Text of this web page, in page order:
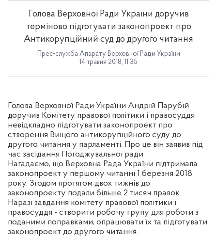
Голова Верховної Ради України доручив
терміново підготувати законопроект про
Антикорупційний суд до другого читання
Прес-служба Апарату Верховної Ради України
14 травня 2018, 11:35
Голова Верховної Ради України Андрій Парубій
доручив Комітету правової політики і правосуддя
невідкладно підготувати законопроект про
створення Вищого антикорупційного суду до
другого читання у парламенті. Про це він заявив під
час засідання Погоджувальної ради
Нагадаємо, що Верховна Рада України підтримала
законопроект у першому читанні 1 березня 2018
року. Згодом протягом двох тижнів до
законопроекту подали більше 2 тисяч правок.
Наразі завдання комітету правової політики і
правосуддя - створити робочу групу для роботи з
поданими поправками, опрацювати їх та підготувати
законопроект до другого читання.